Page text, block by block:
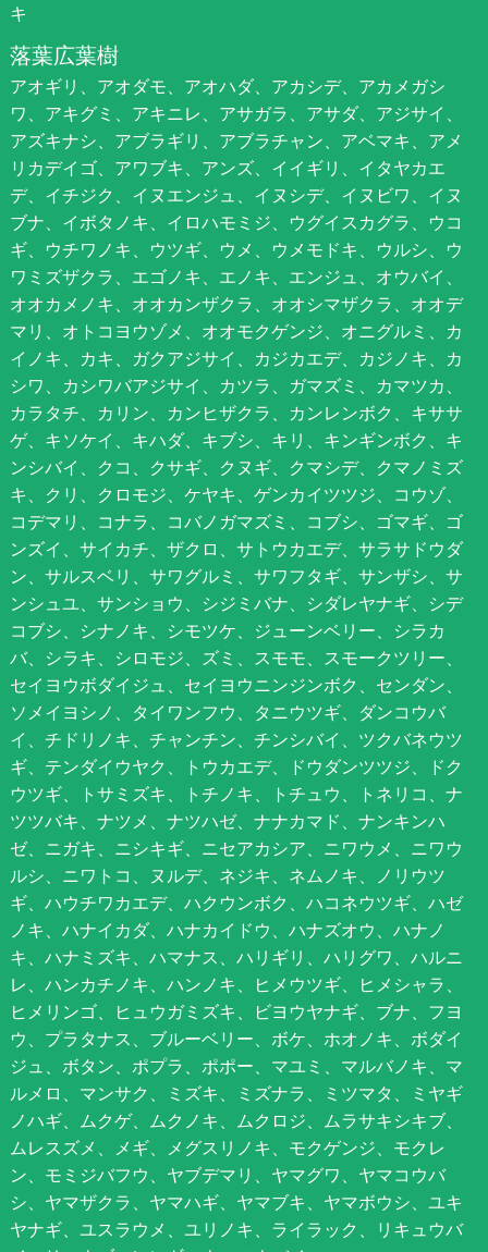
キ
落葉広葉樹
アオギリ、アオダモ、アオハダ、アカシデ、アカメガシ
ワ、アキグミ、アキニレ、アサガラ、アサダ、アジサイ、
アズキナシ、アブラギリ、アブラチャン、アベマキ、アメ
リカデイゴ、アワブキ、アンズ、イイギリ、イタヤカエ
デ、イチジク、イヌエンジュ、イヌシデ、イヌビワ、イヌ
ブナ、イボタノキ、イロハモミジ、ウグイスカグラ、ウコ
ギ、ウチワノキ、ウツギ、ウメ、ウメモドキ、ウルシ、ウ
ワミズザクラ、エゴノキ、エノキ、エンジュ、オウバイ、
オオカメノキ、オオカンザクラ、オオシマザクラ、オオデ
マリ、オトコヨウゾメ、オオモクゲンジ、オニグルミ、カ
イノキ、カキ、ガクアジサイ、カジカエデ、カジノキ、カ
シワ、カシワバアジサイ、カツラ、ガマズミ、カマツカ、
カラタチ、カリン、カンヒザクラ、カンレンボク、キササ
ゲ、キソケイ、キハダ、キブシ、キリ、キンギンボク、キ
ンシバイ、クコ、クサギ、クヌギ、クマシデ、クマノミズ
キ、クリ、クロモジ、ケヤキ、ゲンカイツツジ、コウゾ、
コデマリ、コナラ、コバノガマズミ、コブシ、ゴマギ、ゴ
ンズイ、サイカチ、ザクロ、サトウカエデ、サラサドウダ
ン、サルスベリ、サワグルミ、サワフタギ、サンザシ、サ
ンシュユ、サンショウ、シジミバナ、シダレヤナギ、シデ
コブシ、シナノキ、シモツケ、ジューンベリー、シラカ
バ、シラキ、シロモジ、ズミ、スモモ、スモークツリー、
セイヨウボダイジュ、セイヨウニンジンボク、センダン、
ソメイヨシノ、タイワンフウ、タニウツギ、ダンコウバ
イ、チドリノキ、チャンチン、チンシバイ、ツクバネウツ
ギ、テンダイウヤク、トウカエデ、ドウダンツツジ、ドク
ウツギ、トサミズキ、トチノキ、トチュウ、トネリコ、ナ
ツツバキ、ナツメ、ナツハゼ、ナナカマド、ナンキンハ
ゼ、ニガキ、ニシキギ、ニセアカシア、ニワウメ、ニワウ
ルシ、ニワトコ、ヌルデ、ネジキ、ネムノキ、ノリウツ
ギ、ハウチワカエデ、ハクウンボク、ハコネウツギ、ハゼ
ノキ、ハナイカダ、ハナカイドウ、ハナズオウ、ハナノ
キ、ハナミズキ、ハマナス、ハリギリ、ハリグワ、ハルニ
レ、ハンカチノキ、ハンノキ、ヒメウツギ、ヒメシャラ、
ヒメリンゴ、ヒュウガミズキ、ビヨウヤナギ、ブナ、フヨ
ウ、プラタナス、ブルーベリー、ボケ、ホオノキ、ボダイ
ジュ、ボタン、ポプラ、ポポー、マユミ、マルバノキ、マ
ルメロ、マンサク、ミズキ、ミズナラ、ミツマタ、ミヤギ
ノハギ、ムクゲ、ムクノキ、ムクロジ、ムラサキシキブ、
ムレスズメ、メギ、メグスリノキ、モクゲンジ、モクレ
ン、モミジバフウ、ヤブデマリ、ヤマグワ、ヤマコウバ
シ、ヤマザクラ、ヤマハギ、ヤマブキ、ヤマボウシ、ユキ
ヤナギ、ユスラウメ、ユリノキ、ライラック、リキュウバ